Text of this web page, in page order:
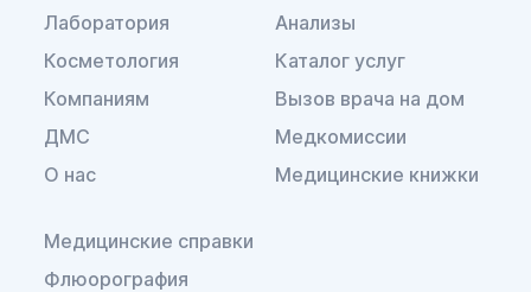
Лаборатория
Косметология
Компаниям
ДМС
О нас
Анализы
Каталог услуг
Вызов врача на дом
Медкомиссии
Медицинские книжки
Медицинские справки
Флюорография